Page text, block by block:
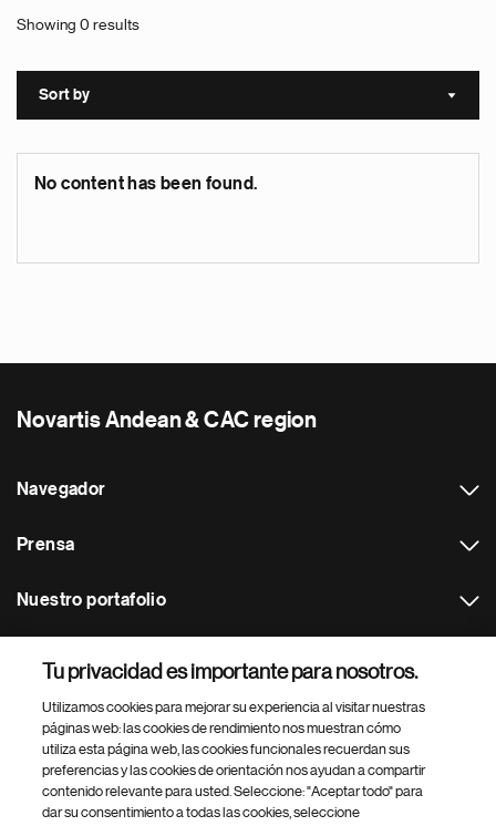
Showing 0 results
Sort by Sort
No content has been found.
Novartis Andean & CAC region
Navegador
Prensa
Nuestro portafolio
Footer Site Search
Tu privacidad es importante para nosotros.
Utilizamos cookies para mejorar su experiencia al visitar nuestras
páginas web: las cookies de rendimiento nos muestran cómo
utiliza esta página web, las cookies funcionales recuerdan sus
preferencias y las cookies de orientación nos ayudan a compartir
contenido relevante para usted. Seleccione: "Aceptar todo" para
dar su consentimiento a todas las cookies, seleccione